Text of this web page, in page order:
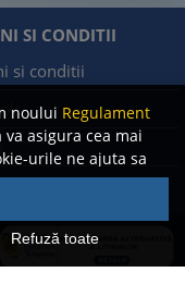
noului Regulament
asigura cea mai
urile ne ajuta sa
va dvs.,
si mult mai
nostru si partenerii
despre politica
Refuză toate
SI CONDITII
si conditii